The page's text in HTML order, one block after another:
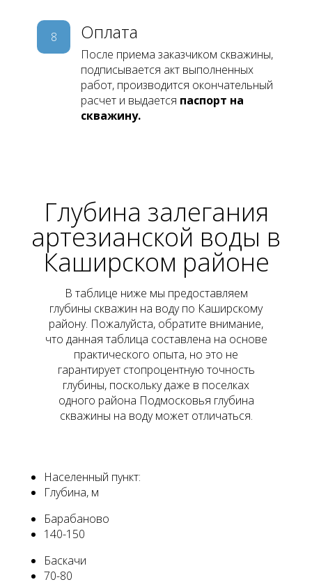
8 Оплата
После приема заказчиком скважины,
подписывается акт выполненных
работ, производится окончательный
расчет и выдается паспорт на
скважину.
Глубина залегания
артезианской воды в
Каширском районе
В таблице ниже мы предоставляем
глубины скважин на воду по Каширскому
району. Пожалуйста, обратите внимание,
что данная таблица составлена на основе
практического опыта, но это не
гарантирует стопроцентную точность
глубины, поскольку даже в поселках
одного района Подмосковья глубина
скважины на воду может отличаться.
Населенный пункт:
Глубина, м
Барабаново
140-150
Баскачи
70-80